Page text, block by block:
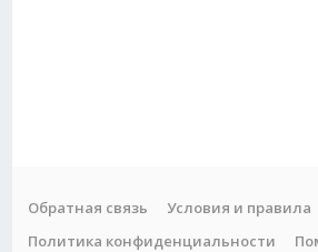
Обратная связь
Условия и правила
Политика конфиденциальности